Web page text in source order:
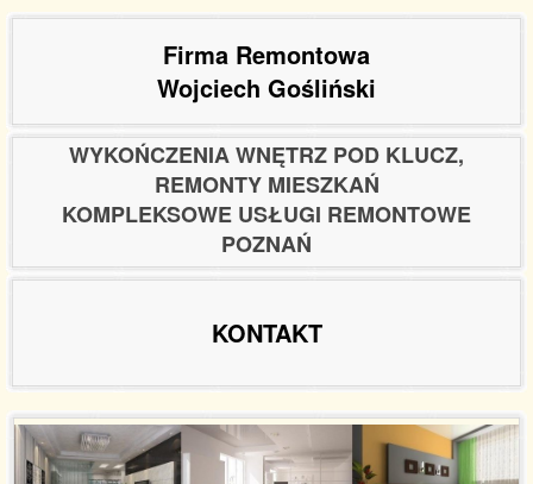
Firma Remontowa
Wojciech Gośliński
WYKOŃCZENIA WNĘTRZ POD KLUCZ,
REMONTY MIESZKAŃ
KOMPLEKSOWE USŁUGI REMONTOWE
POZNAŃ
KONTAKT